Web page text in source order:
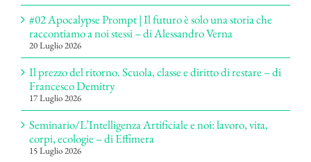
#02 Apocalypse Prompt | Il futuro è solo una storia che
raccontiamo a noi stessi – di Alessandro Verna
20 Luglio 2026
Il prezzo del ritorno. Scuola, classe e diritto di restare – di
Francesco Demitry
17 Luglio 2026
Seminario/L’Intelligenza Artificiale e noi: lavoro, vita,
corpi, ecologie – di Effimera
15 Luglio 2026